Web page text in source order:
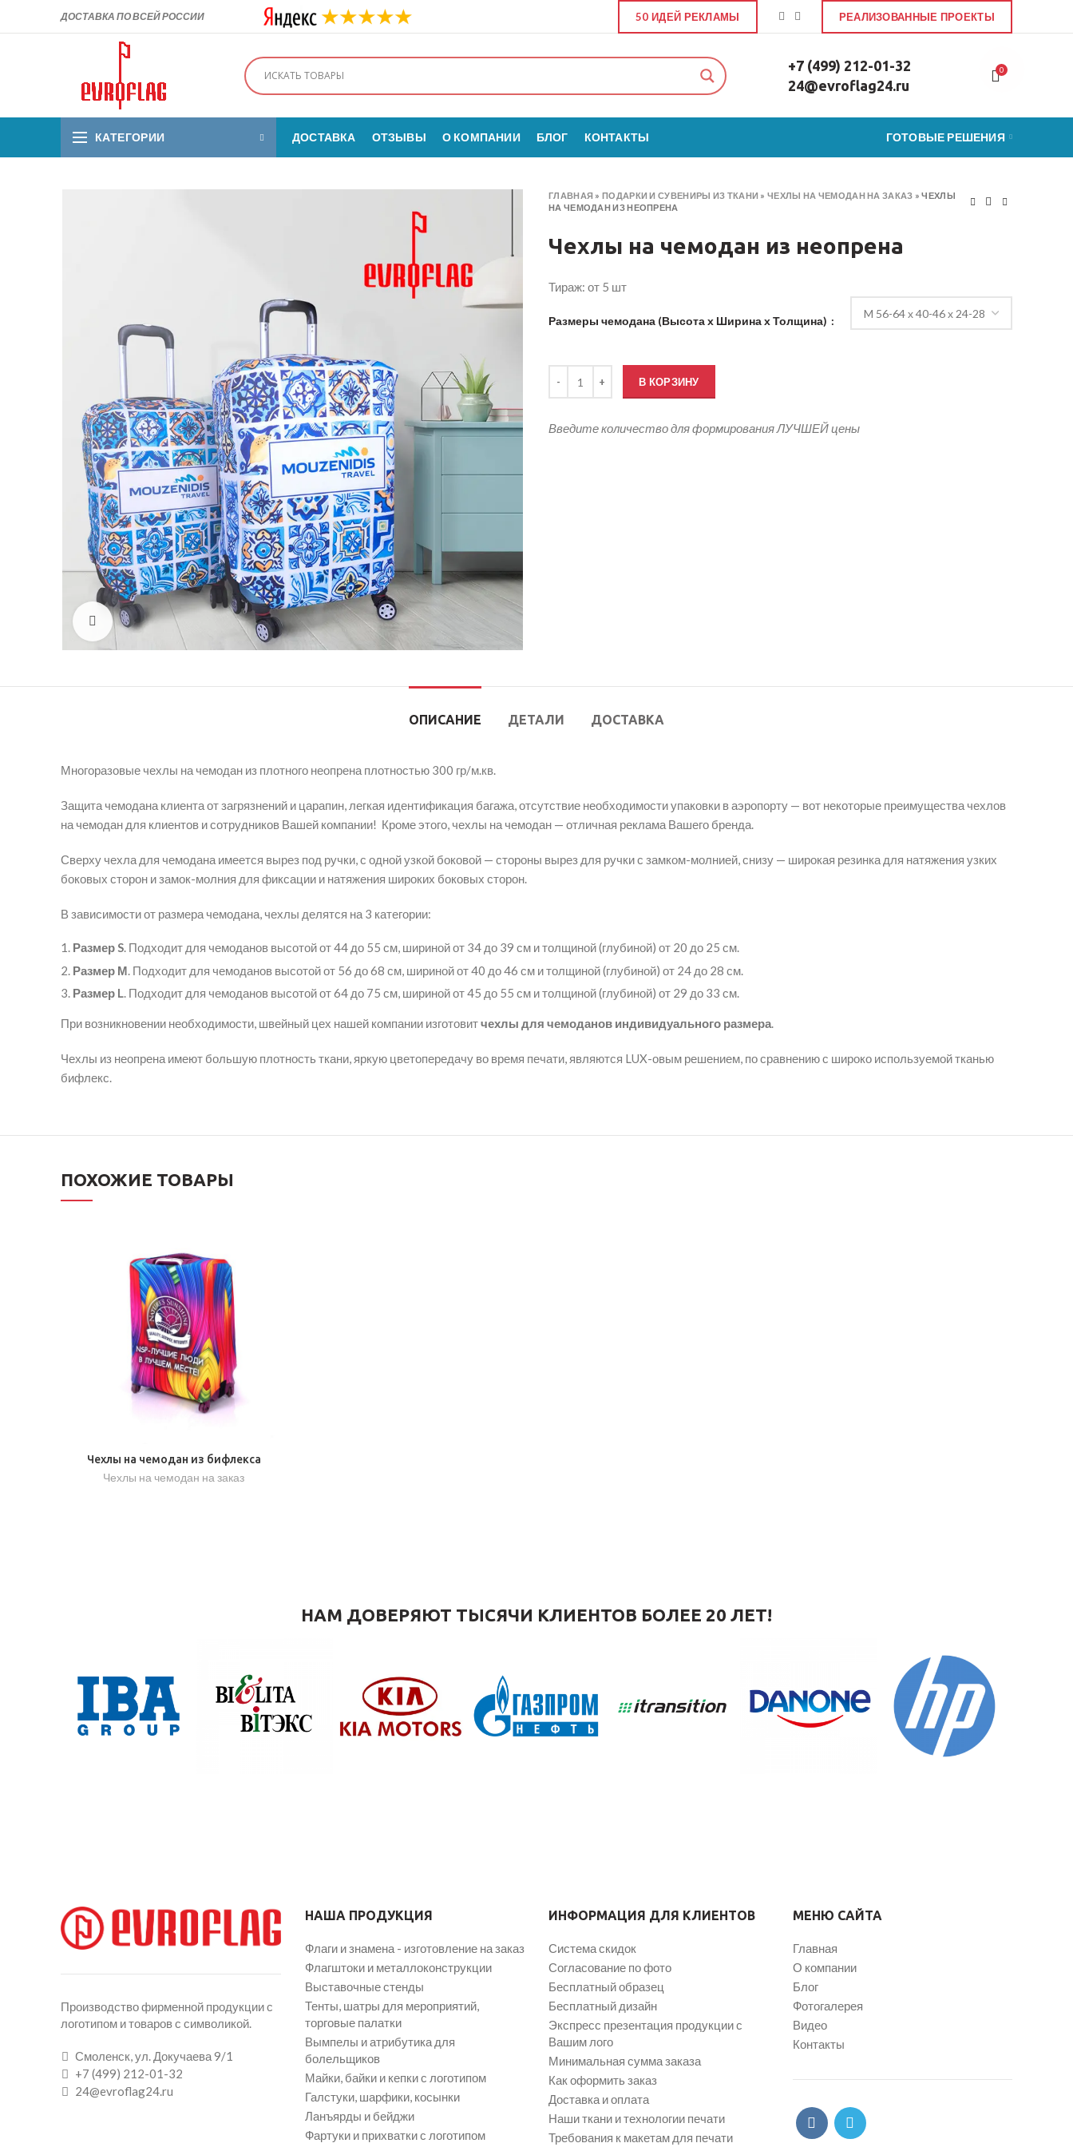
ДОСТАВКА ПО ВСЕЙ РОССИИ 50 ИДЕЙ РЕКЛАМЫ РЕАЛИЗОВАННЫЕ ПРОЕКТЫ
+7 (499) 212-01-32
24@evroflag24.ru
0
КАТЕГОРИИ ДОСТАВКА ОТЗЫВЫ О КОМПАНИИ БЛОГ КОНТАКТЫ ГОТОВЫЕ РЕШЕНИЯ
Click to enlarge
ГЛАВНАЯ »ПОДАРКИ И СУВЕНИРЫ ИЗ ТКАНИ »ЧЕХЛЫ НА ЧЕМОДАН НА ЗАКАЗ »ЧЕХЛЫ
НА ЧЕМОДАН ИЗ НЕОПРЕНА
Чехлы на чемодан из неопрена
Тираж: от 5 шт
Размеры чемодана (Высота х Ширина х Толщина)
В КОРЗИНУ
Введите количество для формирования ЛУЧШЕЙ цены
ОПИСАНИЕ ДЕТАЛИ ДОСТАВКА
Многоразовые чехлы на чемодан из плотного неопрена плотностью 300 гр/м.кв.
Защита чемодана клиента от загрязнений и царапин, легкая идентификация багажа, отсутствие необходимости упаковки в аэропорту — вот некоторые преимущества чехлов
на чемодан для клиентов и сотрудников Вашей компании! Кроме этого, чехлы на чемодан — отличная реклама Вашего бренда.
Сверху чехла для чемодана имеется вырез под ручки, с одной узкой боковой — стороны вырез для ручки с замком-молнией, снизу — широкая резинка для натяжения узких
боковых сторон и замок-молния для фиксации и натяжения широких боковых сторон.
В зависимости от размера чемодана, чехлы делятся на 3 категории:
Размер S. Подходит для чемоданов высотой от 44 до 55 см, шириной от 34 до 39 см и толщиной (глубиной) от 20 до 25 см.
Размер М . Подходит для чемоданов высотой от 56 до 68 см, шириной от 40 до 46 см и толщиной (глубиной) от 24 до 28 см.
Размер L. Подходит для чемоданов высотой от 64 до 75 см, шириной от 45 до 55 см и толщиной (глубиной) от 29 до 33 см.
При возникновении необходимости, швейный цех нашей компании изготовитчехлы для чемоданов индивидуального размера.
Чехлы из неопрена имеют большую плотность ткани, яркую цветопередачу во время печати, являются LUX-овым решением, по сравнению с широко используемой тканью
бифлекс.
ПОХОЖИЕ ТОВАРЫ
Чехлы на чемодан из бифлекса
Чехлы на чемодан на заказ
НАМ ДОВЕРЯЮТ ТЫСЯЧИ КЛИЕНТОВ БОЛЕЕ 20 ЛЕТ!
Производство фирменной продукции с
логотипом и товаров с символикой.
Смоленск, ул. Докучаева 9/1
+7 (499) 212-01-32
24@evroflag24.ru
НАША ПРОДУКЦИЯ
Флаги и знамена - изготовление на заказ
Флагштоки и металлоконструкции
Выставочные стенды
Тенты, шатры для мероприятий,
торговые палатки
Вымпелы и атрибутика для
болельщиков
Майки, байки и кепки с логотипом
Галстуки, шарфики, косынки
Ланъярды и бейджи
Фартуки и прихватки с логотипом
ИНФОРМАЦИЯ ДЛЯ КЛИЕНТОВ
Система скидок
Согласование по фото
Бесплатный образец
Бесплатный дизайн
Экспресс презентация продукции с
Вашим лого
Минимальная сумма заказа
Как оформить заказ
Доставка и оплата
Наши ткани и технологии печати
Требования к макетам для печати
МЕНЮ САЙТА
Главная
О компании
Блог
Фотогалерея
Видео
Контакты